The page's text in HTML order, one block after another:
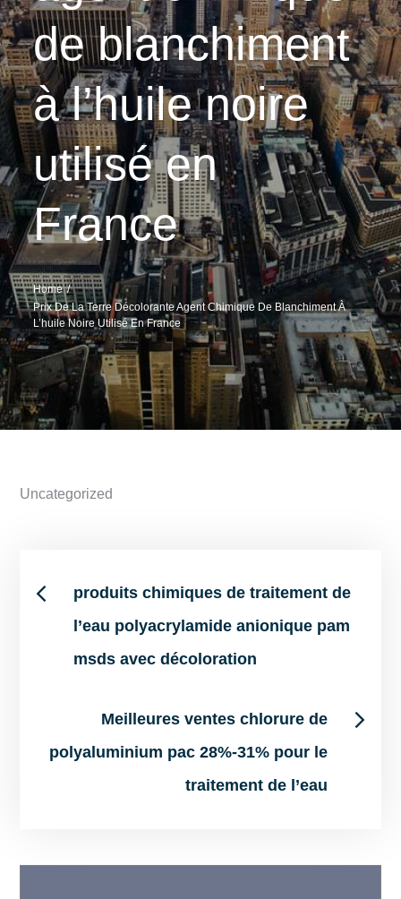
de blanchiment
à l’huile noire
utilisé en
France
Home
Prix De La Terre Décolorante Agent Chimique De Blanchiment À
L’huile Noire Utilisé En France
Uncategorized
Post
navigation
produits chimiques de traitement de
l’eau polyacrylamide anionique pam
msds avec décoloration
Meilleures ventes chlorure de
polyaluminium pac 28%-31% pour le
traitement de l’eau